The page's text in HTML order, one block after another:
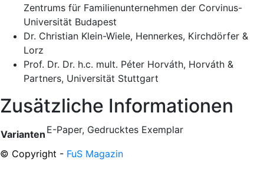
Zentrums für Familienunternehmen der Corvinus-
Universität Budapest
Dr. Christian Klein-Wiele, Hennerkes, Kirchdörfer &
Lorz
Prof. Dr. Dr. h.c. mult. Péter Horváth, Horváth &
Partners, Universität Stuttgart
Zusätzliche Informationen
Varianten E-Paper, Gedrucktes Exemplar
© Copyright - FuS Magazin